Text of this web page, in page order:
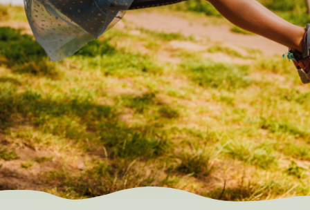
FRÜHBUCHERRABATT 2026/2027!
Hier die Bedingungen anzeigen